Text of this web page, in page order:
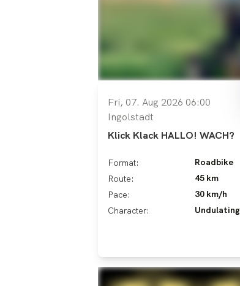
Fri, 07. Aug 2026 06:00
Ingolstadt
Klick Klack HALLO! WACH?
Format:
Roadbike
Route:
45 km
Pace:
30 km/h
Character:
Undulating